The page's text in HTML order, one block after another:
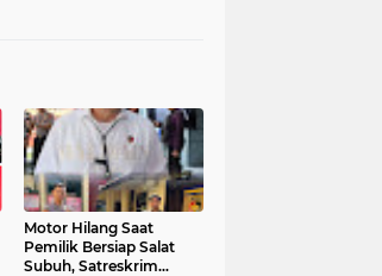
Motor Hilang Saat
Pemilik Bersiap Salat
Subuh, Satreskrim